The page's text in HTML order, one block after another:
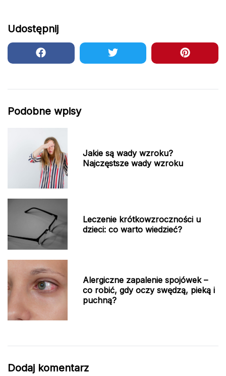
Udostępnij
Podobne wpisy
Jakie są wady wzroku?
Najczęstsze wady wzroku
Leczenie krótkowzroczności u
dzieci: co warto wiedzieć?
Alergiczne zapalenie spojówek –
co robić, gdy oczy swędzą, pieką i
puchną?
Dodaj komentarz